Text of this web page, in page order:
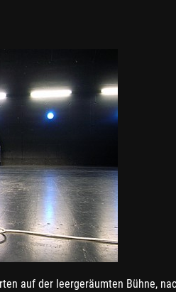
auf der leergeräumten Bühne,